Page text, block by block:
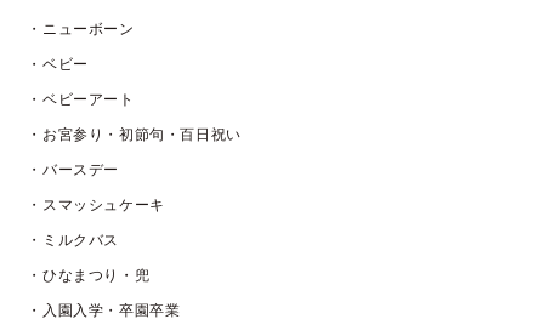
・ニューボーン
・ベビー
・ベビーアート
・お宮参り・初節句・百日祝い
・バースデー
・スマッシュケーキ
・ミルクバス
・ひなまつり・兜
・入園入学・卒園卒業